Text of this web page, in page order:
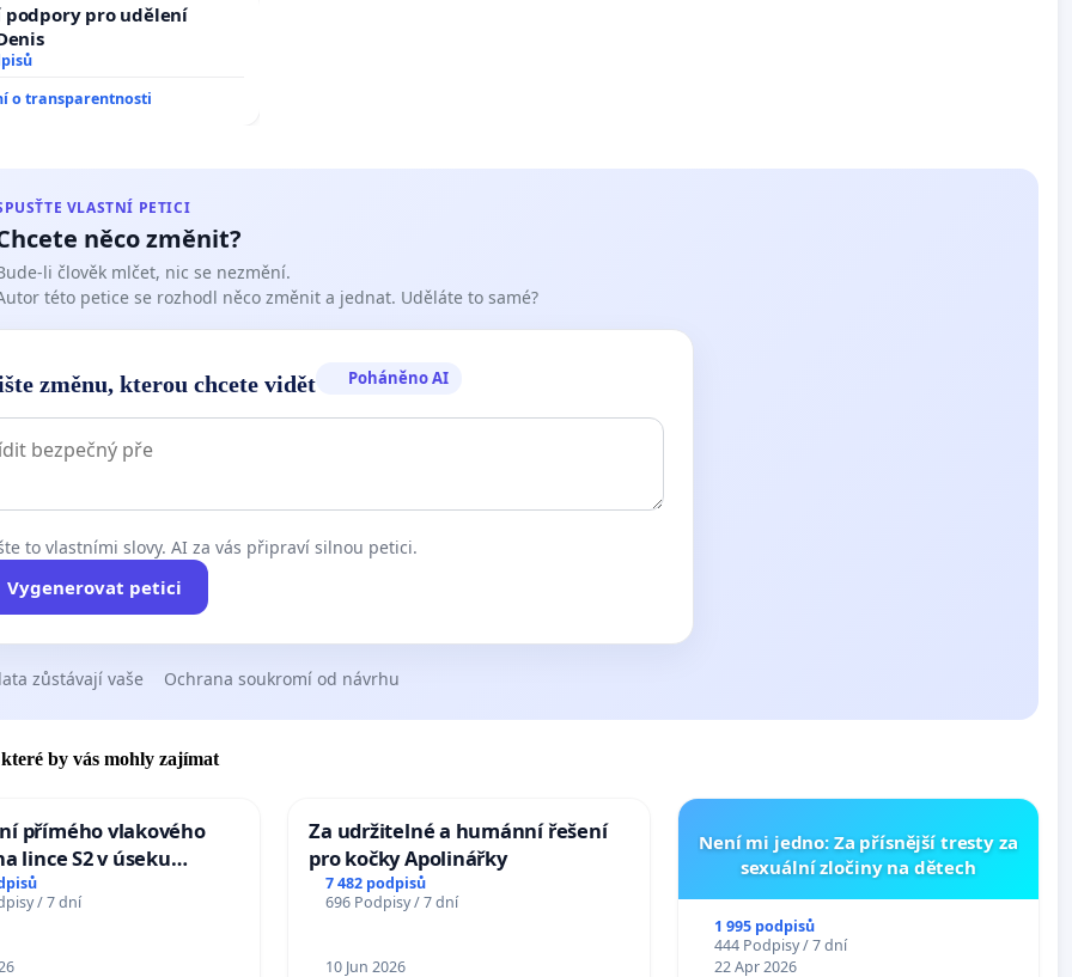
podpory pro udělení
o transparentnosti
VLASTNÍ PETICI
něco změnit?
li člověk mlčet, nic se nezmění.
této petice se rozhodl něco změnit a jednat. Uděláte to samé?
změnu, kterou chcete vidět Poháněno AI
to vlastními slovy. AI za vás připraví silnou petici.
Vygenerovat petici
zůstávají vaše Ochrana soukromí od návrhu
by vás mohly zajímat
přímého vlakového
lince S2 v úseku
Bohumín – Karviná –
/ 7 dní
Za udržitelné a humánní řešení
pro kočky Apolinářky
7 482 podpisů
696 Podpisy / 7 dní
10 Jun 2026
Není mi jedno: Za přísnější tresty za
sexuální zločiny na dětech
1 995 podpisů
444 Podpisy / 7 dní
22 Apr 2026